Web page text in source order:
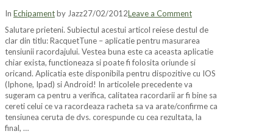
In Echipamentby Jazz27/02/2012Leave a Comment
Salutare prieteni. Subiectul acestui articol reiese destul de
clar din titlu: RacquetTune – aplicatie pentru masurarea
tensiunii racordajului. Vestea buna este ca aceasta aplicatie
chiar exista, functioneaza si poate fi folosita oriunde si
oricand. Aplicatia este disponibila pentru dispozitive cu IOS
(Iphone, Ipad) si Android! In articolele precedente va
sugeram ca pentru a verifica, calitatea racordarii ar fi bine sa
cereti celui ce va racordeaza racheta sa va arate/confirme ca
tensiunea ceruta de dvs. corespunde cu cea rezultata, la
final, …